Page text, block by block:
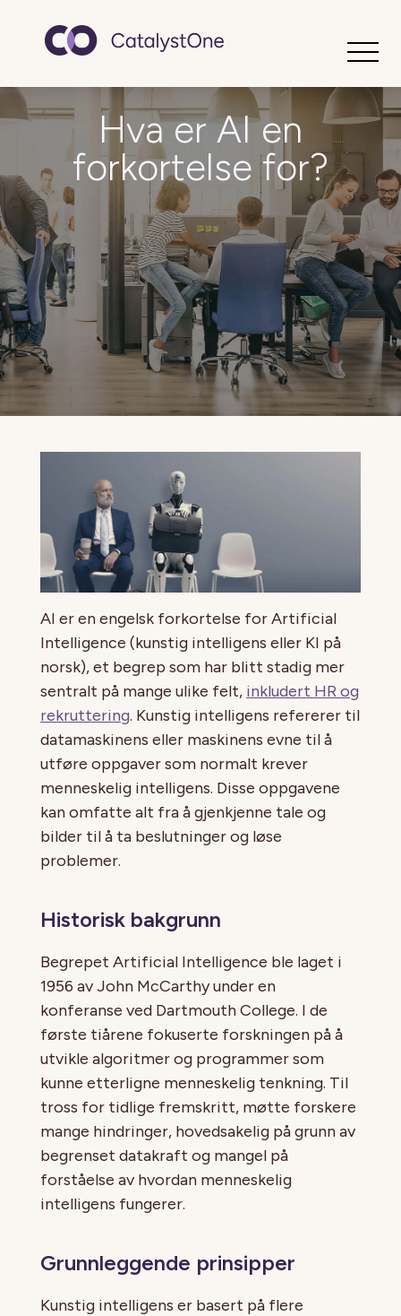
Hva er AI en
forkortelse for?
AI er en engelsk forkortelse for Artificial
Intelligence (kunstig intelligens eller KI på
norsk), et begrep som har blitt stadig mer
sentralt på mange ulike felt, inkludert HR og
rekruttering. Kunstig intelligens refererer til
datamaskinens eller maskinens evne til å
utføre oppgaver som normalt krever
menneskelig intelligens. Disse oppgavene
kan omfatte alt fra å gjenkjenne tale og
bilder til å ta beslutninger og løse
problemer.
Historisk bakgrunn
Begrepet Artificial Intelligence ble laget i
1956 av John McCarthy under en
konferanse ved Dartmouth College. I de
første tiårene fokuserte forskningen på å
utvikle algoritmer og programmer som
kunne etterligne menneskelig tenkning. Til
tross for tidlige fremskritt, møtte forskere
mange hindringer, hovedsakelig på grunn av
begrenset datakraft og mangel på
forståelse av hvordan menneskelig
intelligens fungerer.
Grunnleggende prinsipper
Kunstig intelligens er basert på flere